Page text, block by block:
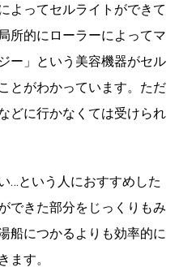
よってセルライトができて
所的にローラーによってマ
ー」という美容機器がセル
とがわかっています。ただ
どに行かなくては受けられ
…という人におすすめした
できた部分をじっくりもみ
船につかるよりも効率的に
ます。